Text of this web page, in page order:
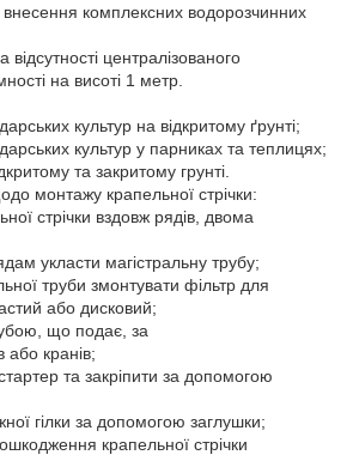
комплексних водорозчинних
централізованого
на висоті 1 метр.
культур на відкритому ґрунті;
культур у парниках та теплицях;
та закритому грунті.
монтажу крапельної стрічки:
стрічки вздовж рядів, двома
укласти магістральну трубу;
труби змонтувати фільтр для
або дисковий;
що подає, за
або кранів;
та закріпити за допомогою
гілки за допомогою заглушки;
крапельної стрічки